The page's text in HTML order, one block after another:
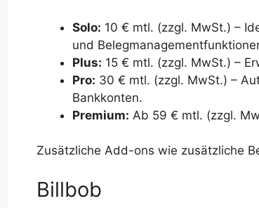
Solo: 10 € mtl. (zzgl. MwSt.) –
und
Plus: 15 € mtl. (zzgl. MwSt.) –
Pro: 30 € mtl. (zzgl. MwSt.) –
Bankkonten.
Premium: Ab 59 € mtl. (zzgl.
Zusätzliche Add-ons wie zusätzliche
Billbob